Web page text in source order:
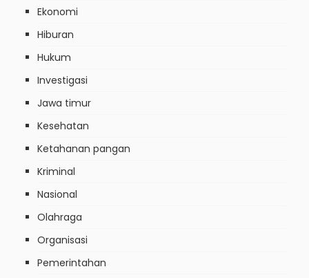
Ekonomi
Hiburan
Hukum
Investigasi
Jawa timur
Kesehatan
Ketahanan pangan
Kriminal
Nasional
Olahraga
Organisasi
Pemerintahan